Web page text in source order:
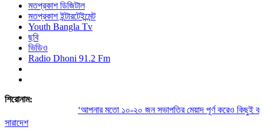
মতপ্রকাশ ডিজিটাল
মতপ্রকাশ ইন্টারটেইন্মেন্ট
Youth Bangla Tv
ছবি
ভিডিও
Radio Dhoni 91.2 Fm
শিরোনাম:
‘আপনার মতো ১০-২০ জন সভাপতির মেয়াদ পূর্ণ করেও কিছুই করতে
সারাদেশ